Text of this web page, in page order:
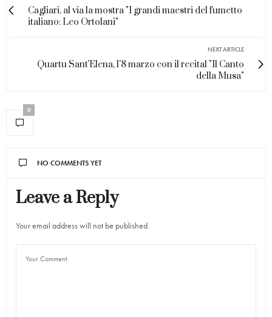
Cagliari, al via la mostra "I grandi maestri del fumetto
italiano: Leo Ortolani"
NEXT ARTICLE
Quartu Sant'Elena, l'8 marzo con il recital "Il Canto
della Musa"
0
NO COMMENTS YET
Leave a Reply
Your email address will not be published.